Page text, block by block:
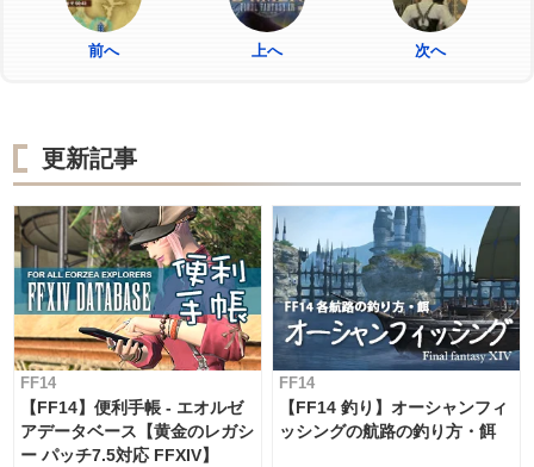
前へ 上へ 次へ
更新記事
FF14
【FF14】便利手帳 - エオルゼ
アデータベース【黄金のレガシ
ー パッチ7.5対応 FFXIV】
FF14
【FF14 釣り】オーシャンフィ
ッシングの航路の釣り方・餌